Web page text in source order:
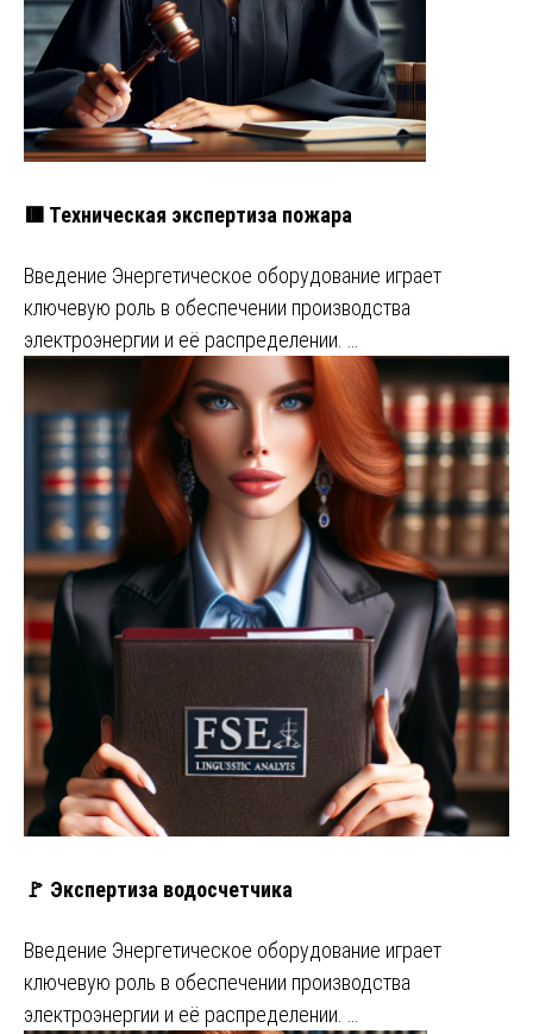
🟥 Техническая экспертиза пожара
Введение Энергетическое оборудование играет
ключевую роль в обеспечении производства
электроэнергии и её распределении. …
🚩 Экспертиза водосчетчика
Введение Энергетическое оборудование играет
ключевую роль в обеспечении производства
электроэнергии и её распределении. …